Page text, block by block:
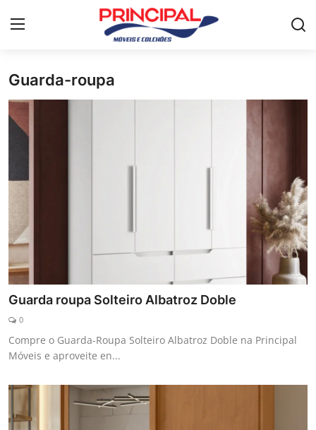
Home
Mesa de jantar
Móveis para Sala de Estar
Cômoda
Armário de cozinha
Camas
Galeria
Guarda-roupa
Guarda roupa Solteiro Albatroz Doble
0
Compre o Guarda-Roupa Solteiro Albatroz Doble na Principal
Móveis e aproveite en...